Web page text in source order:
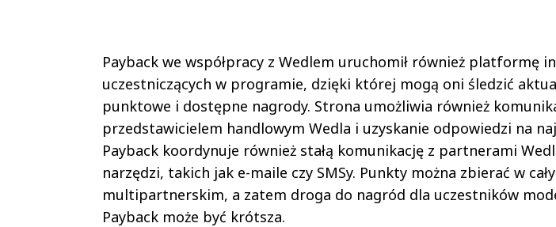
Payback we współpracy z Wedlem uruchomił również platformę
uczestniczących w programie, dzięki której mogą oni śledzić
punktowe i dostępne nagrody. Strona umożliwia również
przedstawicielem handlowym Wedla i uzyskanie odpowiedzi na
Payback koordynuje również stałą komunikację z partnerami
narzędzi, takich jak e-maile czy SMSy. Punkty można zbierać w
multipartnerskim, a zatem droga do nagród dla uczestników
Payback może być krótsza.